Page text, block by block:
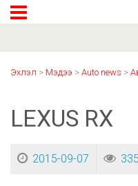
Эхлэл > Мэдээ > Auto news >
LEXUS RX
2015-09-07